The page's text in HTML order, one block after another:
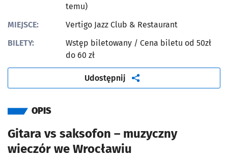
temu)
MIEJSCE:
Vertigo Jazz Club & Restaurant
BILETY:
Wstęp biletowany / Cena biletu od 50zł
do 60 zł
Udostępnij artykuł
OPIS
Gitara vs saksofon – muzyczny
wieczór we Wrocławiu